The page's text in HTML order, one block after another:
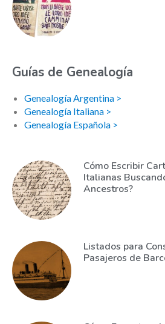
Guías de Genealogía
Genealogía Argentina >
Genealogía Italiana >
Genealogía Española >
Cómo Escribir
Italianas
Ancestros?
Listados para
Pasajeros de